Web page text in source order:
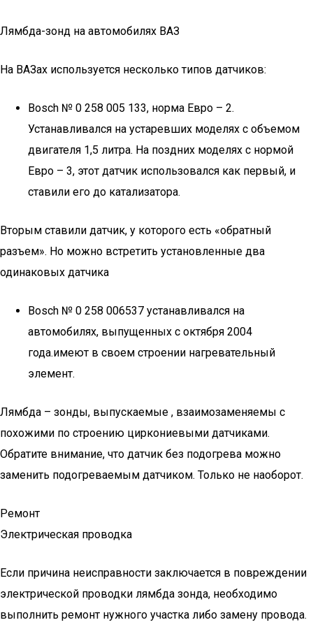
Лямбда-зонд на автомобилях ВАЗ
На ВАЗах используется несколько типов датчиков:
Bosch № 0 258 005 133, норма Евро – 2.
Устанавливался на устаревших моделях с объемом
двигателя 1,5 литра. На поздних моделях с нормой
Евро – 3, этот датчик использовался как первый, и
ставили его до катализатора.
Вторым ставили датчик, у которого есть «обратный
разъем». Но можно встретить установленные два
одинаковых датчика
Bosch № 0 258 006537 устанавливался на
автомобилях, выпущенных с октября 2004
года.имеют в своем строении нагревательный
элемент.
Лямбда – зонды, выпускаемые , взаимозаменяемы с
похожими по строению циркониевыми датчиками.
Обратите внимание, что датчик без подогрева можно
заменить подогреваемым датчиком. Только не наоборот.
Ремонт
Электрическая проводка
Если причина неисправности заключается в повреждении
электрической проводки лямбда зонда, необходимо
выполнить ремонт нужного участка либо замену провода.